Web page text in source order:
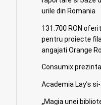
urile din Romania
131.700 RON
pentru proiecte
angajati Orange
Consumix
Academia Lay’s
„Magia unei